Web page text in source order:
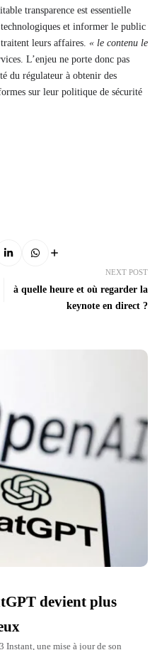
transparence est essentielle
et informer le public
leurs affaires. « le contenu le
L’enjeu ne porte donc pas
du régulateur à obtenir des
sur leur politique de sécurité
NEXT POST
à quelle heure et où regarder la
keynote en direct ?
devient plus
Instant, une mise à jour de son